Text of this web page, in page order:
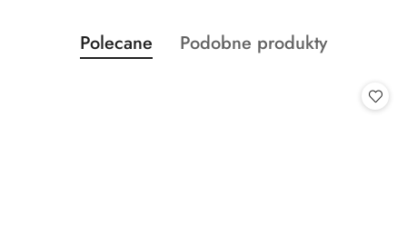
Pomiń karuzelę produktów
Produkty
o
Polecane
Produkty
Podobne produkty